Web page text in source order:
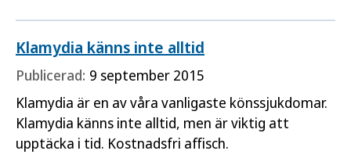
kunskapsläget.
Klamydia känns inte alltid
Publicerad: 9 september 2015
Klamydia är en av våra vanligaste könssjukdomar.
Klamydia känns inte alltid, men är viktig att
upptäcka i tid. Kostnadsfri affisch.